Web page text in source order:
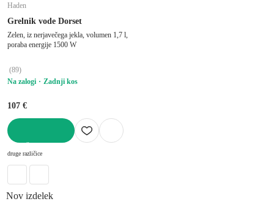
Haden
Grelnik vode Dorset
Zelen, iz nerjavečega jekla, volumen 1,7 l,
poraba energije 1500 W
(89)
Na zalogi
Zadnji kos
107 €
druge različice
Nov izdelek